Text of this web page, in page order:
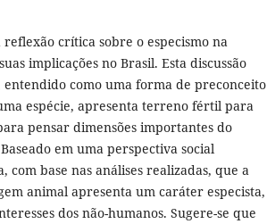
crítica sobre o especismo na
implicações no Brasil. Esta discussão
entendido como uma forma de preconceito
espécie, apresenta terreno fértil para
pensar dimensões importantes do
em uma perspectiva social
com base nas análises realizadas, que a
animal apresenta um caráter especista,
dos não-humanos. Sugere-se que